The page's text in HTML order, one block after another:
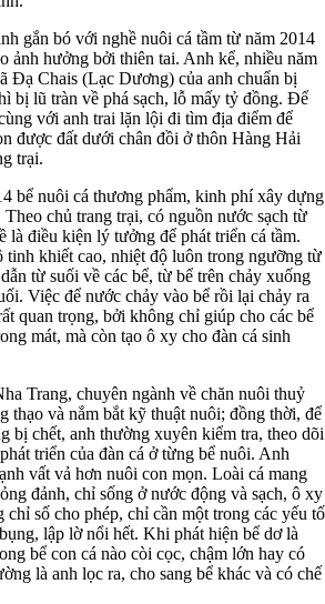
gắn bó với nghề nuôi cá tầm từ năm 2014
ảnh hưởng bởi thiên tai. Anh kể, nhiều năm
Đạ Chais (Lạc Dương) của anh chuẩn bị
bị lũ tràn về phá sạch, lỗ mấy tỷ đồng. Để
với anh trai lặn lội đi tìm địa điểm để
được đất dưới chân đồi ở thôn Hàng Hải
trại.
bể nuôi cá thương phẩm, kinh phí xây dựng
chủ trang trại, có nguồn nước sạch từ
là điều kiện lý tưởng để phát triển cá tầm.
tinh khiết cao, nhiệt độ luôn trong ngưỡng từ
từ suối về các bể, từ bể trên chảy xuống
Việc để nước chảy vào bể rồi lại chảy ra
quan trọng, bởi không chỉ giúp cho các bể
mát, mà còn tạo ô xy cho đàn cá sinh
Trang, chuyên ngành về chăn nuôi thuỷ
thạo và nắm bắt kỹ thuật nuôi; đồng thời, để
bị chết, anh thường xuyên kiểm tra, theo dõi
triển của đàn cá ở từng bể nuôi. Anh
vất vả hơn nuôi con mọn. Loài cá mang
đảnh, chỉ sống ở nước động và sạch, ô xy
chỉ số cho phép, chỉ cần một trong các yếu tố
lập lờ nổi hết. Khi phát hiện bể dơ là
bể con cá nào còi cọc, chậm lớn hay có
là anh lọc ra, cho sang bể khác và có chế